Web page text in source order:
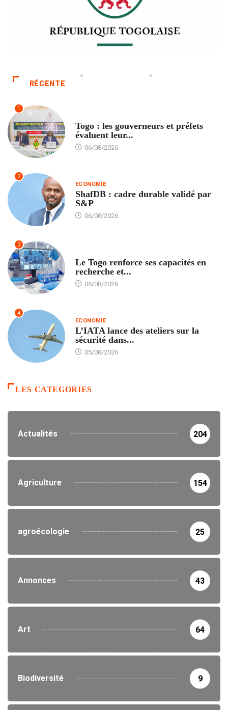
RÉCENTE
1
Togo : les gouverneurs et préfets
évaluent leur...
06/08/2026
2
ECONOMIE
ShafDB : cadre durable validé par
S&P
06/08/2026
3
Le Togo renforce ses capacités en
recherche et...
05/08/2026
4
ECONOMIE
L’IATA lance des ateliers sur la
sécurité dans...
05/08/2026
LES CATEGORIES
Actualités 204
Agriculture 154
agroécologie 25
Annonces 43
Art 64
Biodiversité 9